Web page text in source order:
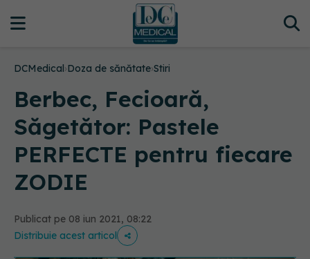
DCMedical›Doza de sănătate›Stiri
Berbec, Fecioară,
Săgetător: Pastele
PERFECTE pentru fiecare
ZODIE
Publicat pe 08 iun 2021, 08:22
Distribuie acest articol